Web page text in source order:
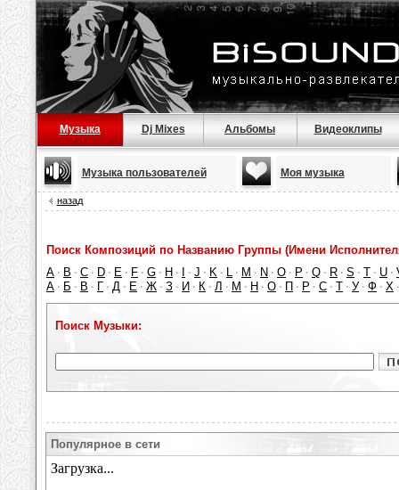
Музыка Dj Mixes Альбомы Видеоклипы
Музыка пользователей Моя музыка
назад
Поиск Композиций по Названию Группы (Имени
A · B · C · D · E · F · G · H · · J · K · L · M · N · O · P · Q · R · S · T · U ·
А · Б · В · Г · Д · Е · Ж · З · И · К · Л · М · Н · О · П · Р · С · Т · У · Ф · Х
Поиск Музыки:
Популярное в сети